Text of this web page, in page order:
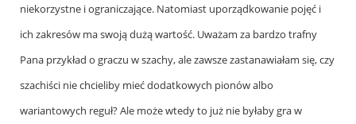
niekorzystne i ograniczające. Natomiast uporządkowanie pojęć i
ich zakresów ma swoją dużą wartość. Uważam za bardzo trafny
Pana przykład o graczu w szachy, ale zawsze zastanawiałam się, czy
szachiści nie chcieliby mieć dodatkowych pionów albo
wariantowych reguł? Ale może wtedy to już nie byłaby gra w